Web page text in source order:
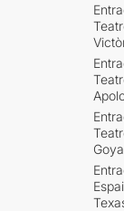
Goya
Espai